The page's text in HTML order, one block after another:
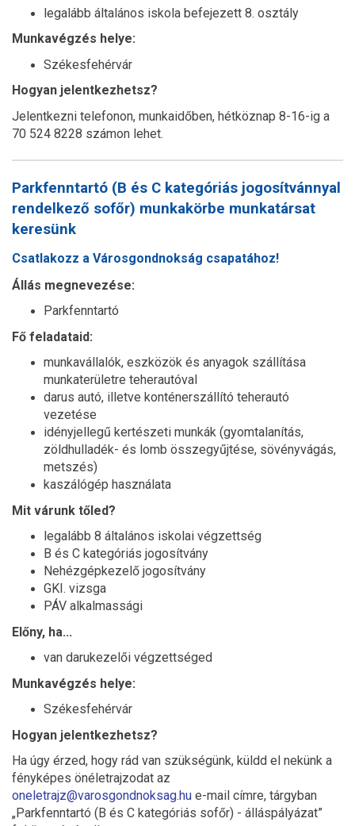
legalább általános iskola befejezett 8. osztály
Munkavégzés helye:
Székesfehérvár
Hogyan jelentkezhetsz?
Jelentkezni telefonon, munkaidőben, hétköznap 8-16-ig a
70 524 8228 számon lehet.
Parkfenntartó (B és C kategóriás jogosítvánnyal
rendelkező sofőr) munkakörbe munkatársat
keresünk
Csatlakozz a Városgondnokság csapatához!
Állás megnevezése:
Parkfenntartó
Fő feladataid:
munkavállalók, eszközök és anyagok szállítása
munkaterületre teherautóval
darus autó, illetve konténerszállító teherautó
vezetése
idényjellegű kertészeti munkák (gyomtalanítás,
zöldhulladék- és lomb összegyűjtése, sövényvágás,
metszés)
kaszálógép használata
Mit várunk tőled?
legalább 8 általános iskolai végzettség
B és C kategóriás jogosítvány
Nehézgépkezelő jogosítvány
GKI. vizsga
PÁV alkalmassági
Előny, ha...
van darukezelői végzettséged
Munkavégzés helye:
Székesfehérvár
Hogyan jelentkezhetsz?
Ha úgy érzed, hogy rád van szükségünk, küldd el nekünk a
fényképes önéletrajzodat az
oneletrajz@varosgondnoksag.hu e-mail címre, tárgyban
„Parkfenntartó (B és C kategóriás sofőr) - álláspályázat”